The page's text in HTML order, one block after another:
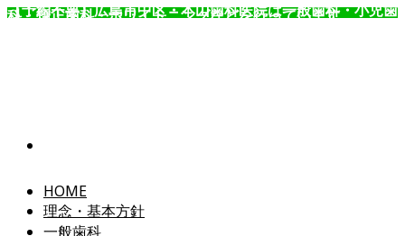
コ
【予約不要】広島市中区・本山歯科医院は一般歯科・小児歯
科・矯正歯科・ホワイトニングなどを行っています。
HOME
理念・基本方針
一般歯科